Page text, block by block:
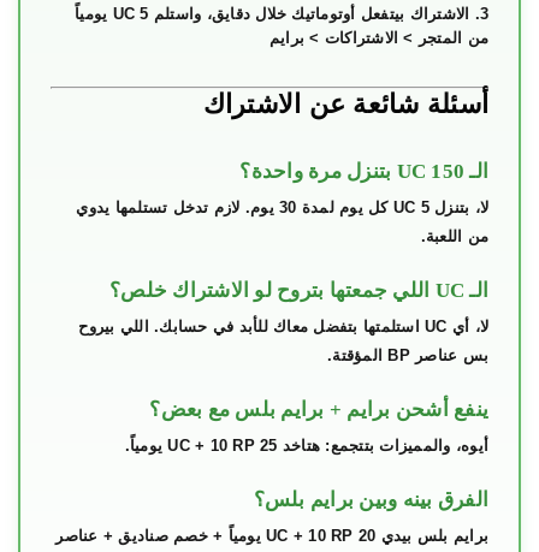
الاشتراك بيتفعل أوتوماتيك خلال دقايق، واستلم 5 UC يومياً
من المتجر > الاشتراكات > برايم
أسئلة شائعة عن الاشتراك
الـ 150 UC بتنزل مرة واحدة؟
لا، بتنزل 5 UC كل يوم لمدة 30 يوم. لازم تدخل تستلمها يدوي
من اللعبة.
الـ UC اللي جمعتها بتروح لو الاشتراك خلص؟
لا، أي UC استلمتها بتفضل معاك للأبد في حسابك. اللي بيروح
بس عناصر BP المؤقتة.
ينفع أشحن برايم + برايم بلس مع بعض؟
أيوه، والمميزات بتتجمع: هتاخد 25 UC + 10 RP يومياً.
الفرق بينه وبين برايم بلس؟
برايم بلس بيدي 20 UC + 10 RP يومياً + خصم صناديق + عناصر